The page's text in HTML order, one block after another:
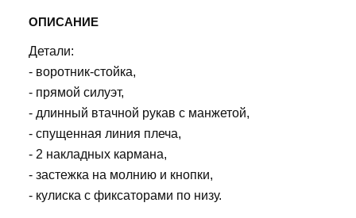
ОПИСАНИЕ
Детали:
- воротник-стойка,
- прямой силуэт,
- длинный втачной рукав с манжетой,
- спущенная линия плеча,
- 2 накладных кармана,
- застежка на молнию и кнопки,
- кулиска с фиксаторами по низу.